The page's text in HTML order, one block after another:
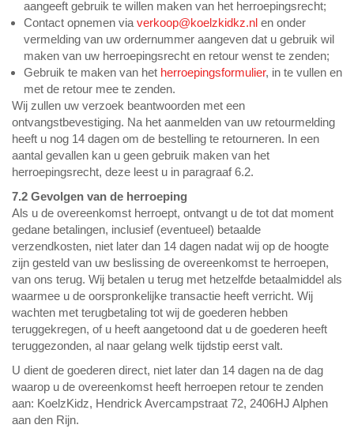
aangeeft gebruik te willen maken van het herroepingsrecht;
Contact opnemen via verkoop@koelzkidkz.nl en onder
vermelding van uw ordernummer aangeven dat u gebruik wil
maken van uw herroepingsrecht en retour wenst te zenden;
Gebruik te maken van het herroepingsformulier, in te vullen en
met de retour mee te zenden.
Wij zullen uw verzoek beantwoorden met een
ontvangstbevestiging. Na het aanmelden van uw retourmelding
heeft u nog 14 dagen om de bestelling te retourneren. In een
aantal gevallen kan u geen gebruik maken van het
herroepingsrecht, deze leest u in paragraaf 6.2.
7.2 Gevolgen van de herroeping
Als u de overeenkomst herroept, ontvangt u de tot dat moment
gedane betalingen, inclusief (eventueel) betaalde
verzendkosten, niet later dan 14 dagen nadat wij op de hoogte
zijn gesteld van uw beslissing de overeenkomst te herroepen,
van ons terug. Wij betalen u terug met hetzelfde betaalmiddel als
waarmee u de oorspronkelijke transactie heeft verricht. Wij
wachten met terugbetaling tot wij de goederen hebben
teruggekregen, of u heeft aangetoond dat u de goederen heeft
teruggezonden, al naar gelang welk tijdstip eerst valt.
U dient de goederen direct, niet later dan 14 dagen na de dag
waarop u de overeenkomst heeft herroepen retour te zenden
aan: KoelzKidz, Hendrick Avercampstraat 72, 2406HJ Alphen
aan den Rijn.